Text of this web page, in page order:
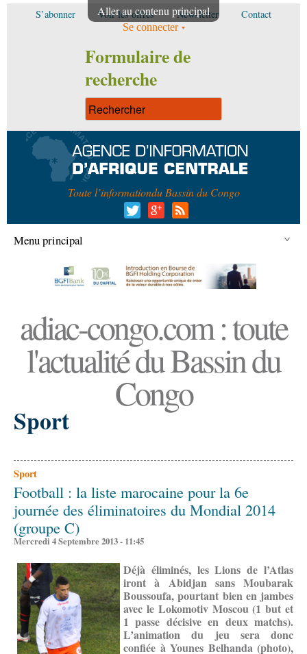
Aller au contenu principal
S’abonner Voir les offres Newsletter Contact
Se connecter
Formulaire de
recherche
Toute l’informationdu Bassin du Congo
Menu principal
adiac-congo.com : toute
l'actualité du Bassin du
Congo
Sport
Sport
Football : la liste marocaine pour la 6e
journée des éliminatoires du Mondial 2014
(groupe C)
Mercredi 4 Septembre 2013 - 11:45
Déjà éliminés, les Lions de l’Atlas
iront à Abidjan sans Moubarak
Boussoufa, pourtant bien en jambes
avec le Lokomotiv Moscou (1 but et
1 passe décisive en deux matchs).
L’animation du jeu sera donc
confiée à Younes Belhanda (photo),